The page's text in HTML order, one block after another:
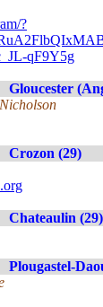
?
qF9Y5g
Gloucester
Crozon (29)
Chateaulin (29)
Plougastel-